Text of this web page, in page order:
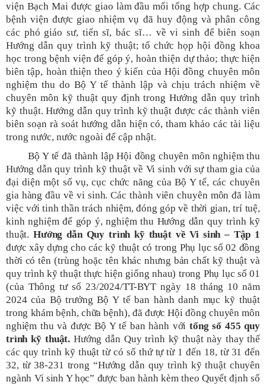
viện Bạch Mai được giao làm đầu mối tổng hợp chung. Các
bệnh viện được giao nhiệm vụ đã huy động và phân công
các phó giáo sư, tiến sĩ, bác sĩ… về vi sinh để biên soạn
Hướng dẫn quy trình kỹ thuật; tổ chức họp hội đồng khoa
học trong bệnh viện để góp ý, hoàn thiện dự thảo; thực hiện
biên tập, hoàn thiện theo ý kiến của Hội đồng chuyên môn
nghiệm thu do Bộ Y tế thành lập và chịu trách nhiệm về
chuyên môn kỹ thuật quy định trong Hướng dẫn quy trình
kỹ thuật. Hướng dẫn quy trình kỹ thuật được các thành viên
biên soạn rà soát hướng dẫn hiện có, tham khảo các tài liệu
trong nước, nước ngoài để cập nhật.
Bộ Y tế đã thành lập Hội đồng chuyên môn nghiệm thu
Hướng dẫn quy trình kỹ thuật về Vi sinh với sự tham gia của
đại diện một số vụ, cục chức năng của Bộ Y tế, các chuyên
gia hàng đầu về vi sinh. Các thành viên chuyên môn đã làm
việc với tinh thần trách nhiệm, đóng góp về thời gian, trí tuệ,
kinh nghiệm để góp ý, nghiệm thu Hướng dẫn quy trình kỹ
thuật. Hướng dẫn Quy trình kỹ thuật về Vi sinh – Tập 1
được xây dựng cho các kỹ thuật có trong Phụ lục số 02 đồng
thời có tên (trùng hoặc tên khác nhưng bản chất kỹ thuật và
quy trình kỹ thuật thực hiện giống nhau) trong Phụ lục số 01
(của Thông tư số 23/2024/TT-BYT ngày 18 tháng 10 năm
2024 của Bộ trưởng Bộ Y tế ban hành danh mục kỹ thuật
trong khám bệnh, chữa bệnh), đã được Hội đồng chuyên môn
nghiệm thuvà được Bộ Y tế ban hành vớitổng số 455 quy
trình kỹ thuật.Hướng dẫn Quy trình kỹ thuật này thay thế
các quy trình kỹ thuật từ có số thứ tự từ 1 đến 18, từ 31 đến
32, từ 38-231 trong “Hướng dẫn quy trình kỹ thuật chuyên
ngành Vi sinh Y học” được ban hành kèm theo Quyết định số